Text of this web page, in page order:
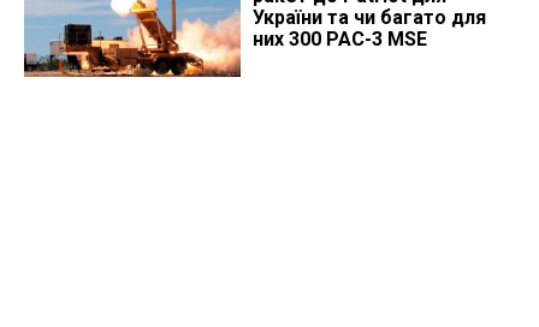
України та чи багато для
них 300 PAC-3 MSE